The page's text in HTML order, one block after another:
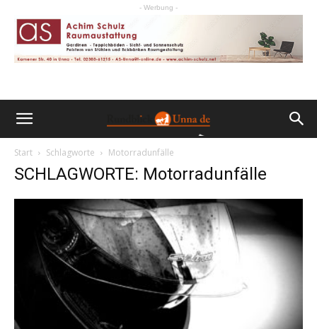
- Werbung -
Start Schlagworte Motorradunfälle
SCHLAGWORTE: Motorradunfälle